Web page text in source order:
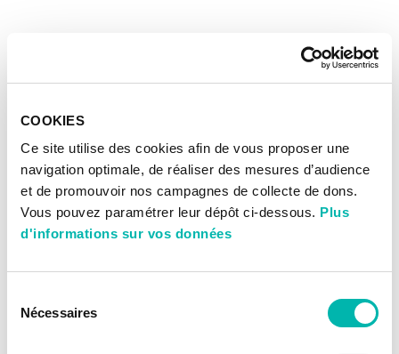
COOKIES
Ce site utilise des cookies afin de vous proposer une
navigation optimale, de réaliser des mesures d’audience
et de promouvoir nos campagnes de collecte de dons.
Vous pouvez paramétrer leur dépôt ci-dessous. Plus
d'informations sur vos données
Nécessaires